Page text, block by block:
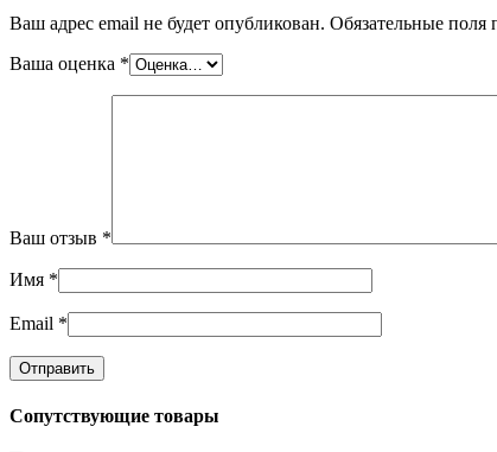
Ваш адрес email не будет опубликован. Обязательные поля
Ваша оценка *
Ваш отзыв *
Имя *
Email *
Сопутствующие товары